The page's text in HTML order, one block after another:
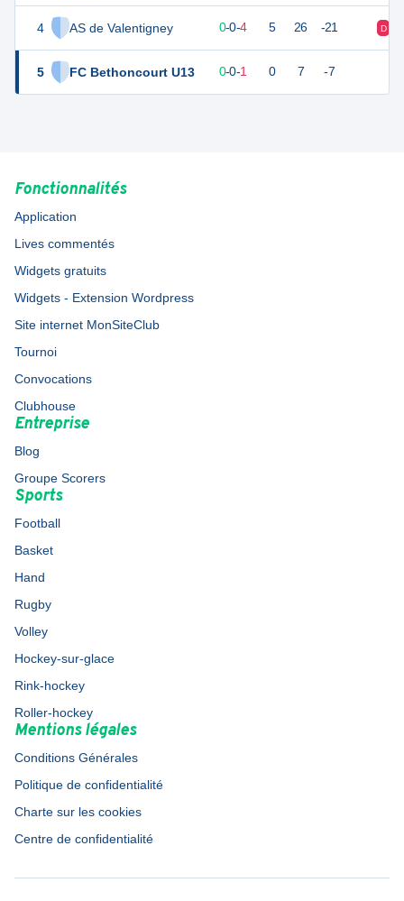
4 AS de Valentigney
5 FC Bethoncourt U13
-2 0-0-4 5 26 -21 D
-3 2 0-0-1 0 7 -7
Fonctionnalités
Application
Lives commentés
Widgets gratuits
Widgets - Extension Wordpress
Site internet MonSiteClub
Tournoi
Convocations
Clubhouse
Entreprise
Blog
Groupe Scorers
Sports
Football
Basket
Hand
Rugby
Volley
Hockey-sur-glace
Rink-hockey
Roller-hockey
Mentions légales
Conditions Générales
Politique de confidentialité
Charte sur les cookies
Centre de confidentialité